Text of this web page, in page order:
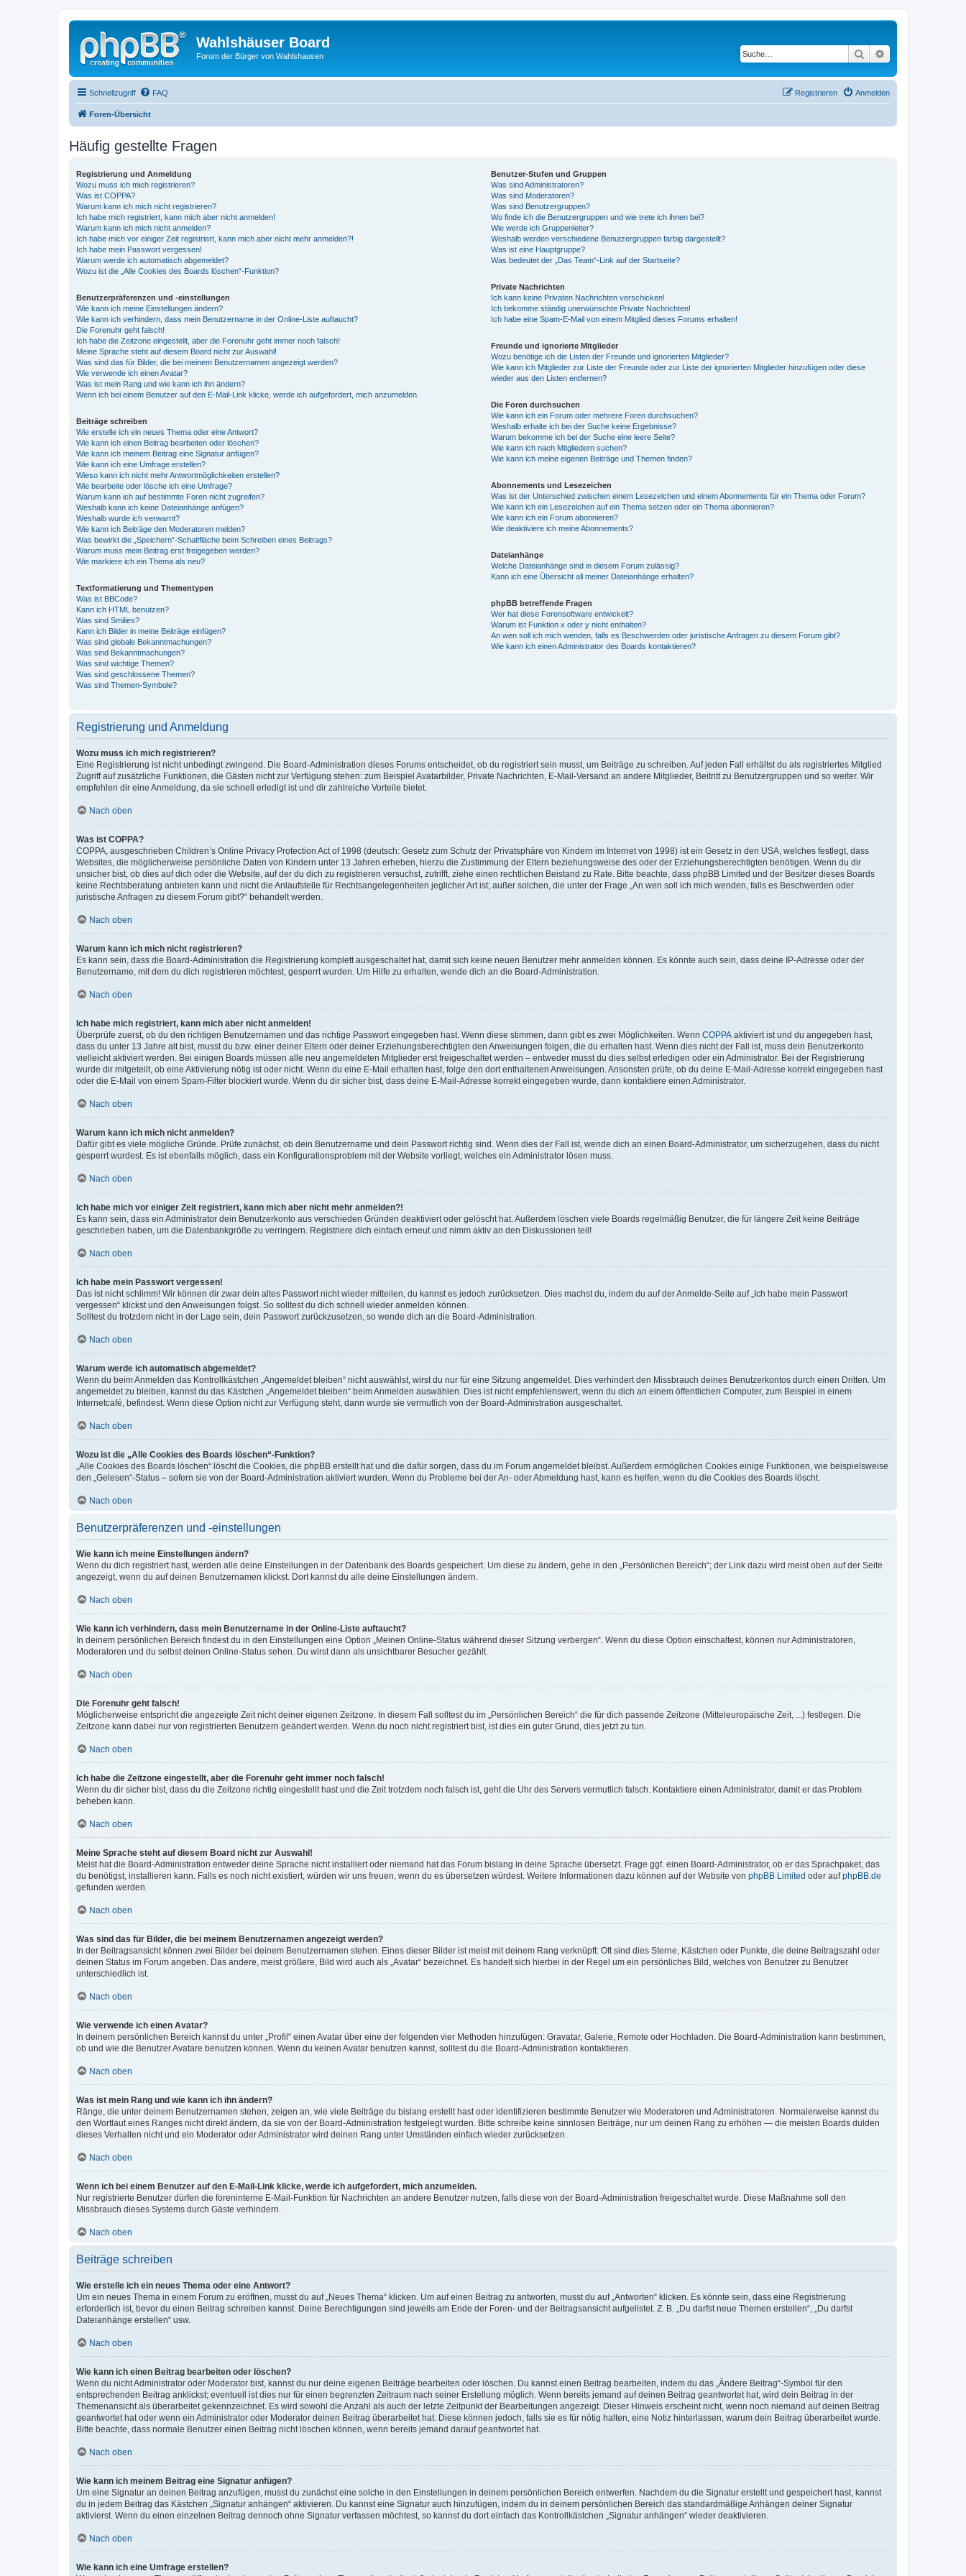
Wahlshäuser Board
Forum der Bürger von Wahlshausen Suche
Schnellzugriff FAQ Anmelden
Registrieren
Foren-Übersicht
Häufig gestellte Fragen
Registrierung und Anmeldung
Wozu muss ich mich registrieren?
Was ist COPPA?
Warum kann ich mich nicht registrieren?
Ich habe mich registriert, kann mich aber nicht anmelden!
Warum kann ich mich nicht anmelden?
Ich habe mich vor einiger Zeit registriert, kann mich aber nicht mehr anmelden?!
Ich habe mein Passwort vergessen!
Warum werde ich automatisch abgemeldet?
Wozu ist die „Alle Cookies des Boards löschen“-Funktion?
Benutzerpräferenzen und -einstellungen
Wie kann ich meine Einstellungen ändern?
Wie kann ich verhindern, dass mein Benutzername in der Online-Liste auftaucht?
Die Forenuhr geht falsch!
Ich habe die Zeitzone eingestellt, aber die Forenuhr geht immer noch falsch!
Meine Sprache steht auf diesem Board nicht zur Auswahl!
Was sind das für Bilder, die bei meinem Benutzernamen angezeigt werden?
Wie verwende ich einen Avatar?
Was ist mein Rang und wie kann ich ihn ändern?
Wenn ich bei einem Benutzer auf den E-Mail-Link klicke, werde ich aufgefordert, mich anzumelden.
Beiträge schreiben
Wie erstelle ich ein neues Thema oder eine Antwort?
Wie kann ich einen Beitrag bearbeiten oder löschen?
Wie kann ich meinem Beitrag eine Signatur anfügen?
Wie kann ich eine Umfrage erstellen?
Wieso kann ich nicht mehr Antwortmöglichkeiten erstellen?
Wie bearbeite oder lösche ich eine Umfrage?
Warum kann ich auf bestimmte Foren nicht zugreifen?
Weshalb kann ich keine Dateianhänge anfügen?
Weshalb wurde ich verwarnt?
Wie kann ich Beiträge den Moderatoren melden?
Was bewirkt die „Speichern“-Schaltfläche beim Schreiben eines Beitrags?
Warum muss mein Beitrag erst freigegeben werden?
Wie markiere ich ein Thema als neu?
Textformatierung und Thementypen
Was ist BBCode?
Kann ich HTML benutzen?
Was sind Smilies?
Kann ich Bilder in meine Beiträge einfügen?
Was sind globale Bekanntmachungen?
Was sind Bekanntmachungen?
Was sind wichtige Themen?
Was sind geschlossene Themen?
Was sind Themen-Symbole?
Benutzer-Stufen und Gruppen
Was sind Administratoren?
Was sind Moderatoren?
Was sind Benutzergruppen?
Wo finde ich die Benutzergruppen und wie trete ich ihnen bei?
Wie werde ich Gruppenleiter?
Weshalb werden verschiedene Benutzergruppen farbig dargestellt?
Was ist eine Hauptgruppe?
Was bedeutet der „Das Team“-Link auf der Startseite?
Private Nachrichten
Ich kann keine Privaten Nachrichten verschicken!
Ich bekomme ständig unerwünschte Private Nachrichten!
Ich habe eine Spam-E-Mail von einem Mitglied dieses Forums erhalten!
Freunde und ignorierte Mitglieder
Wozu benötige ich die Listen der Freunde und ignorierten Mitglieder?
Wie kann ich Mitglieder zur Liste der Freunde oder zur Liste der ignorierten Mitglieder hinzufügen oder diese
wieder aus den Listen entfernen?
Die Foren durchsuchen
Wie kann ich ein Forum oder mehrere Foren durchsuchen?
Weshalb erhalte ich bei der Suche keine Ergebnisse?
Warum bekomme ich bei der Suche eine leere Seite?
Wie kann ich nach Mitgliedern suchen?
Wie kann ich meine eigenen Beiträge und Themen finden?
Abonnements und Lesezeichen
Was ist der Unterschied zwischen einem Lesezeichen und einem Abonnements für ein Thema oder Forum?
Wie kann ich ein Lesezeichen auf ein Thema setzen oder ein Thema abonnieren?
Wie kann ich ein Forum abonnieren?
Wie deaktiviere ich meine Abonnements?
Dateianhänge
Welche Dateianhänge sind in diesem Forum zulässig?
Kann ich eine Übersicht all meiner Dateianhänge erhalten?
phpBB betreffende Fragen
Wer hat diese Forensoftware entwickelt?
Warum ist Funktion x oder y nicht enthalten?
An wen soll ich mich wenden, falls es Beschwerden oder juristische Anfragen zu diesem Forum gibt?
Wie kann ich einen Administrator des Boards kontaktieren?
Registrierung und Anmeldung
Wozu muss ich mich registrieren?
Eine Registrierung ist nicht unbedingt zwingend. Die Board-Administration dieses Forums entscheidet, ob du registriert sein musst, um Beiträge zu schreiben. Auf jeden Fall erhältst du als registriertes Mitglied
Zugriff auf zusätzliche Funktionen, die Gästen nicht zur Verfügung stehen: zum Beispiel Avatarbilder, Private Nachrichten, E-Mail-Versand an andere Mitglieder, Beitritt zu Benutzergruppen und so weiter. Wir
empfehlen dir eine Anmeldung, da sie schnell erledigt ist und dir zahlreiche Vorteile bietet.
Nach oben
Was ist COPPA?
COPPA, ausgeschrieben Children’s Online Privacy Protection Act of 1998 (deutsch: Gesetz zum Schutz der Privatsphäre von Kindern im Internet von 1998) ist ein Gesetz in den USA, welches festlegt, dass
Websites, die möglicherweise persönliche Daten von Kindern unter 13 Jahren erheben, hierzu die Zustimmung der Eltern beziehungsweise des oder der Erziehungsberechtigten benötigen. Wenn du dir
unsicher bist, ob dies auf dich oder die Website, auf der du dich zu registrieren versuchst, zutrifft, ziehe einen rechtlichen Beistand zu Rate. Bitte beachte, dass phpBB Limited und der Besitzer dieses Boards
keine Rechtsberatung anbieten kann und nicht die Anlaufstelle für Rechtsangelegenheiten jeglicher Art ist; außer solchen, die unter der Frage „An wen soll ich mich wenden, falls es Beschwerden oder
juristische Anfragen zu diesem Forum gibt?“ behandelt werden.
Nach oben
Warum kann ich mich nicht registrieren?
Es kann sein, dass die Board-Administration die Registrierung komplett ausgeschaltet hat, damit sich keine neuen Benutzer mehr anmelden können. Es könnte auch sein, dass deine IP-Adresse oder der
Benutzername, mit dem du dich registrieren möchtest, gesperrt wurden. Um Hilfe zu erhalten, wende dich an die Board-Administration.
Nach oben
Ich habe mich registriert, kann mich aber nicht anmelden!
Überprüfe zuerst, ob du den richtigen Benutzernamen und das richtige Passwort eingegeben hast. Wenn diese stimmen, dann gibt es zwei Möglichkeiten. Wenn COPPA aktiviert ist und du angegeben hast,
dass du unter 13 Jahre alt bist, musst du bzw. einer deiner Eltern oder deiner Erziehungsberechtigten den Anweisungen folgen, die du erhalten hast. Wenn dies nicht der Fall ist, muss dein Benutzerkonto
vielleicht aktiviert werden. Bei einigen Boards müssen alle neu angemeldeten Mitglieder erst freigeschaltet werden – entweder musst du dies selbst erledigen oder ein Administrator. Bei der Registrierung
wurde dir mitgeteilt, ob eine Aktivierung nötig ist oder nicht. Wenn du eine E-Mail erhalten hast, folge den dort enthaltenen Anweisungen. Ansonsten prüfe, ob du deine E-Mail-Adresse korrekt eingegeben hast
oder die E-Mail von einem Spam-Filter blockiert wurde. Wenn du dir sicher bist, dass deine E-Mail-Adresse korrekt eingegeben wurde, dann kontaktiere einen Administrator.
Nach oben
Warum kann ich mich nicht anmelden?
Dafür gibt es viele mögliche Gründe. Prüfe zunächst, ob dein Benutzername und dein Passwort richtig sind. Wenn dies der Fall ist, wende dich an einen Board-Administrator, um sicherzugehen, dass du nicht
gesperrt wurdest. Es ist ebenfalls möglich, dass ein Konfigurationsproblem mit der Website vorliegt, welches ein Administrator lösen muss.
Nach oben
Ich habe mich vor einiger Zeit registriert, kann mich aber nicht mehr anmelden?!
Es kann sein, dass ein Administrator dein Benutzerkonto aus verschieden Gründen deaktiviert oder gelöscht hat. Außerdem löschen viele Boards regelmäßig Benutzer, die für längere Zeit keine Beiträge
geschrieben haben, um die Datenbankgröße zu verringern. Registriere dich einfach erneut und nimm aktiv an den Diskussionen teil!
Nach oben
Ich habe mein Passwort vergessen!
Das ist nicht schlimm! Wir können dir zwar dein altes Passwort nicht wieder mitteilen, du kannst es jedoch zurücksetzen. Dies machst du, indem du auf der Anmelde-Seite auf „Ich habe mein Passwort
vergessen“ klickst und den Anweisungen folgst. So solltest du dich schnell wieder anmelden können.
Solltest du trotzdem nicht in der Lage sein, dein Passwort zurückzusetzen, so wende dich an die Board-Administration.
Nach oben
Warum werde ich automatisch abgemeldet?
Wenn du beim Anmelden das Kontrollkästchen „Angemeldet bleiben“ nicht auswählst, wirst du nur für eine Sitzung angemeldet. Dies verhindert den Missbrauch deines Benutzerkontos durch einen Dritten. Um
angemeldet zu bleiben, kannst du das Kästchen „Angemeldet bleiben“ beim Anmelden auswählen. Dies ist nicht empfehlenswert, wenn du dich an einem öffentlichen Computer, zum Beispiel in einem
Internetcafé, befindest. Wenn diese Option nicht zur Verfügung steht, dann wurde sie vermutlich von der Board-Administration ausgeschaltet.
Nach oben
Wozu ist die „Alle Cookies des Boards löschen“-Funktion?
„Alle Cookies des Boards löschen“ löscht die Cookies, die phpBB erstellt hat und die dafür sorgen, dass du im Forum angemeldet bleibst. Außerdem ermöglichen Cookies einige Funktionen, wie beispielsweise
den „Gelesen“-Status – sofern sie von der Board-Administration aktiviert wurden. Wenn du Probleme bei der An- oder Abmeldung hast, kann es helfen, wenn du die Cookies des Boards löscht.
Nach oben
Benutzerpräferenzen und -einstellungen
Wie kann ich meine Einstellungen ändern?
Wenn du dich registriert hast, werden alle deine Einstellungen in der Datenbank des Boards gespeichert. Um diese zu ändern, gehe in den „Persönlichen Bereich“; der Link dazu wird meist oben auf der Seite
angezeigt, wenn du auf deinen Benutzernamen klickst. Dort kannst du alle deine Einstellungen ändern.
Nach oben
Wie kann ich verhindern, dass mein Benutzername in der Online-Liste auftaucht?
In deinem persönlichen Bereich findest du in den Einstellungen eine Option „Meinen Online-Status während dieser Sitzung verbergen“. Wenn du diese Option einschaltest, können nur Administratoren,
Moderatoren und du selbst deinen Online-Status sehen. Du wirst dann als unsichtbarer Besucher gezählt.
Nach oben
Die Forenuhr geht falsch!
Möglicherweise entspricht die angezeigte Zeit nicht deiner eigenen Zeitzone. In diesem Fall solltest du im „Persönlichen Bereich“ die für dich passende Zeitzone (Mitteleuropäische Zeit, ...) festlegen. Die
Zeitzone kann dabei nur von registrierten Benutzern geändert werden. Wenn du noch nicht registriert bist, ist dies ein guter Grund, dies jetzt zu tun.
Nach oben
Ich habe die Zeitzone eingestellt, aber die Forenuhr geht immer noch falsch!
Wenn du dir sicher bist, dass du die Zeitzone richtig eingestellt hast und die Zeit trotzdem noch falsch ist, geht die Uhr des Servers vermutlich falsch. Kontaktiere einen Administrator, damit er das Problem
beheben kann.
Nach oben
Meine Sprache steht auf diesem Board nicht zur Auswahl!
Meist hat die Board-Administration entweder deine Sprache nicht installiert oder niemand hat das Forum bislang in deine Sprache übersetzt. Frage ggf. einen Board-Administrator, ob er das Sprachpaket, das
du benötigst, installieren kann. Falls es noch nicht existiert, würden wir uns freuen, wenn du es übersetzen würdest. Weitere Informationen dazu können auf der Website von phpBB Limited oder aufphpBB.de
gefunden werden.
Nach oben
Was sind das für Bilder, die bei meinem Benutzernamen angezeigt werden?
In der Beitragsansicht können zwei Bilder bei deinem Benutzernamen stehen. Eines dieser Bilder ist meist mit deinem Rang verknüpft: Oft sind dies Sterne, Kästchen oder Punkte, die deine Beitragszahl oder
deinen Status im Forum angeben. Das andere, meist größere, Bild wird auch als „Avatar“ bezeichnet. Es handelt sich hierbei in der Regel um ein persönliches Bild, welches von Benutzer zu Benutzer
unterschiedlich ist.
Nach oben
Wie verwende ich einen Avatar?
In deinem persönlichen Bereich kannst du unter „Profil“ einen Avatar über eine der folgenden vier Methoden hinzufügen: Gravatar, Galerie, Remote oder Hochladen. Die Board-Administration kann bestimmen,
ob und wie die Benutzer Avatare benutzen können. Wenn du keinen Avatar benutzen kannst, solltest du die Board-Administration kontaktieren.
Nach oben
Was ist mein Rang und wie kann ich ihn ändern?
Ränge, die unter deinem Benutzernamen stehen, zeigen an, wie viele Beiträge du bislang erstellt hast oder identifizieren bestimmte Benutzer wie Moderatoren und Administratoren. Normalerweise kannst du
den Wortlaut eines Ranges nicht direkt ändern, da sie von der Board-Administration festgelegt wurden. Bitte schreibe keine sinnlosen Beiträge, nur um deinen Rang zu erhöhen — die meisten Boards dulden
dieses Verhalten nicht und ein Moderator oder Administrator wird deinen Rang unter Umständen einfach wieder zurücksetzen.
Nach oben
Wenn ich bei einem Benutzer auf den E-Mail-Link klicke, werde ich aufgefordert, mich anzumelden.
Nur registrierte Benutzer dürfen die foreninterne E-Mail-Funktion für Nachrichten an andere Benutzer nutzen, falls diese von der Board-Administration freigeschaltet wurde. Diese Maßnahme soll den
Missbrauch dieses Systems durch Gäste verhindern.
Nach oben
Beiträge schreiben
Wie erstelle ich ein neues Thema oder eine Antwort?
Um ein neues Thema in einem Forum zu eröffnen, musst du auf „Neues Thema“ klicken. Um auf einen Beitrag zu antworten, musst du auf „Antworten“ klicken. Es könnte sein, dass eine Registrierung
erforderlich ist, bevor du einen Beitrag schreiben kannst. Deine Berechtigungen sind jeweils am Ende der Foren- und der Beitragsansicht aufgelistet. Z. B. „Du darfst neue Themen erstellen“, „Du darfst
Dateianhänge erstellen“ usw.
Nach oben
Wie kann ich einen Beitrag bearbeiten oder löschen?
Wenn du nicht Administrator oder Moderator bist, kannst du nur deine eigenen Beiträge bearbeiten oder löschen. Du kannst einen Beitrag bearbeiten, indem du das „Ändere Beitrag“-Symbol für den
entsprechenden Beitrag anklickst; eventuell ist dies nur für einen begrenzten Zeitraum nach seiner Erstellung möglich. Wenn bereits jemand auf deinen Beitrag geantwortet hat, wird dein Beitrag in der
Themenansicht als überarbeitet gekennzeichnet. Es wird sowohl die Anzahl als auch der letzte Zeitpunkt der Bearbeitungen angezeigt. Dieser Hinweis erscheint nicht, wenn noch niemand auf deinen Beitrag
geantwortet hat oder wenn ein Administrator oder Moderator deinen Beitrag überarbeitet hat. Diese können jedoch, falls sie es für nötig halten, eine Notiz hinterlassen, warum dein Beitrag überarbeitet wurde.
Bitte beachte, dass normale Benutzer einen Beitrag nicht löschen können, wenn bereits jemand darauf geantwortet hat.
Nach oben
Wie kann ich meinem Beitrag eine Signatur anfügen?
Um eine Signatur an deinen Beitrag anzufügen, musst du zunächst eine solche in den Einstellungen in deinem persönlichen Bereich entwerfen. Nachdem du die Signatur erstellt und gespeichert hast, kannst
du in jedem Beitrag das Kästchen „Signatur anhängen“ aktivieren. Du kannst eine Signatur auch hinzufügen, indem du in deinem persönlichen Bereich das standardmäßige Anhängen deiner Signatur
aktivierst. Wenn du einen einzelnen Beitrag dennoch ohne Signatur verfassen möchtest, so kannst du dort einfach das Kontrollkästchen „Signatur anhängen“ wieder deaktivieren.
Nach oben
Wie kann ich eine Umfrage erstellen?